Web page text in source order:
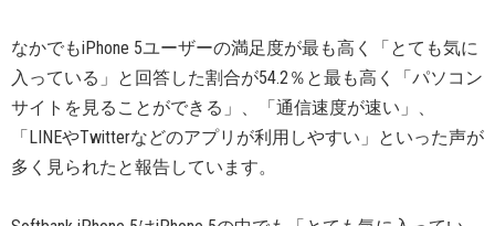
なかでもiPhone 5ユーザーの満足度が最も高く「とても気に
入っている」と回答した割合が54.2％と最も高く「パソコン
サイトを見ることができる」、「通信速度が速い」、
「LINEやTwitterなどのアプリが利用しやすい」といった声が
多く見られたと報告しています。